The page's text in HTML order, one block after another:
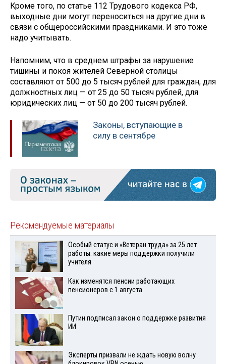
Кроме того, по статье 112 Трудового кодекса РФ,
выходные дни могут переноситься на другие дни в
связи с общероссийскими праздниками. И это тоже
надо учитывать.
Напомним, что в среднем штрафы за нарушение
тишины и покоя жителей Северной столицы
составляют от 500 до 5 тысяч рублей для граждан, для
должностных лиц — от 25 до 50 тысяч рублей, для
юридических лиц — от 50 до 200 тысяч рублей.
Законы, вступающие в
силу в сентябре
Рекомендуемые материалы
Особый статус и «Ветеран труда» за 25 лет
работы: какие меры поддержки получили
учителя
Как изменятся пенсии работающих
пенсионеров с 1 августа
Путин подписал закон о поддержке развития
ИИ
Эксперты призвали не ждать новую волну